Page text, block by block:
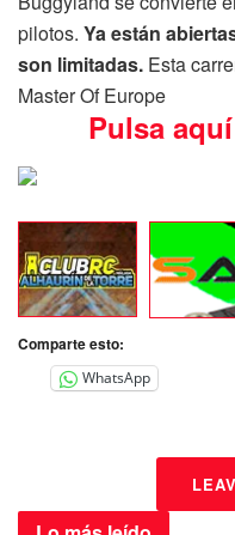
pilotos. Ya están
son limitadas. Esta
Master Of Europe
Pulsa
Comparte esto:
WhatsApp